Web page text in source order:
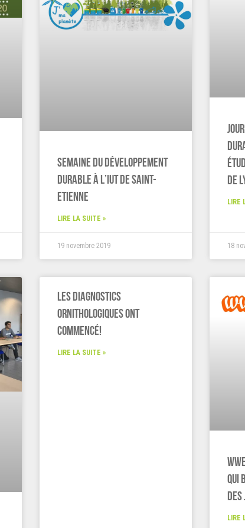
Semaine du développement
durable à l’IUT de Saint-
Etienne
LIRE LA SUITE »
19 novembre 2019
de
LIRE
18
Les diagnostics
ornithologiques ont
commencé!
LIRE LA SUITE »
qui
des
LIRE